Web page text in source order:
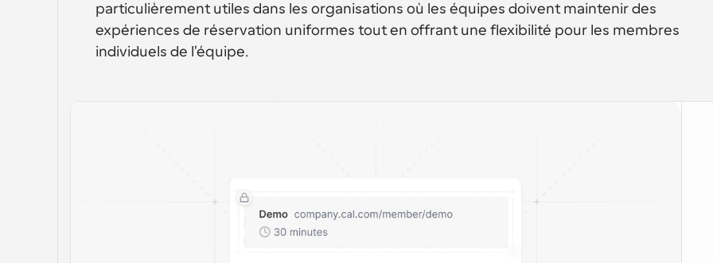
particulièrement utiles dans les organisations où les équipes doivent maintenir des
expériences de réservation uniformes tout en offrant une flexibilité pour les membres
individuels de l'équipe.